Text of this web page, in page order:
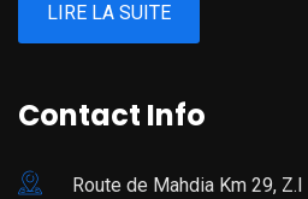
LIRE LA SUITE
Contact Info
Route de Mahdia Km 29,